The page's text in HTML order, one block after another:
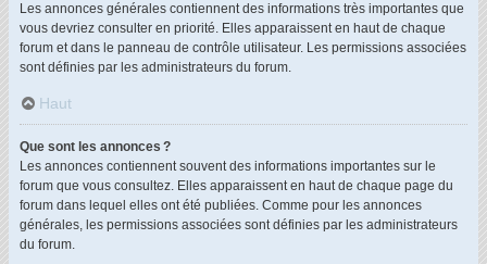
Les annonces générales contiennent des informations très importantes que
vous devriez consulter en priorité. Elles apparaissent en haut de chaque
forum et dans le panneau de contrôle utilisateur. Les permissions associées
sont définies par les administrateurs du forum.
Haut
Que sont les annonces ?
Les annonces contiennent souvent des informations importantes sur le
forum que vous consultez. Elles apparaissent en haut de chaque page du
forum dans lequel elles ont été publiées. Comme pour les annonces
générales, les permissions associées sont définies par les administrateurs
du forum.